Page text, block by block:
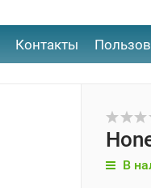
Контакты
В